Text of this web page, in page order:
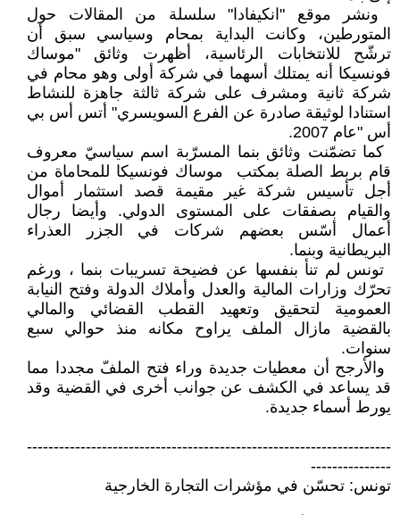
‏ ونشر موقع "انكيفادا" سلسلة من ‏المقالات حول
المتورطين، وكانت البداية ‏بمحام وسياسي سبق أن
ترشّح ‏للانتخابات الرئاسية، أظهرت وثائق ‏‏"موساك
فونسيكا أنه يمتلك أسهما في ‏شركة أولى وهو محام في
شركة ثانية ‏ومشرف على شركة ثالثة جاهزة للنشاط
‏استنادا لوثيقة صادرة عن الفرع ‏السويسري" أتس أس بي
أس "عام ‏‏2007‏‎.‎
‏ كما تضمّنت وثائق بنما المسرّبة اسم ‏سياسيّ معروف
قام بربط الصلة بمكتب ‏‏ موساك فونسيكا للمحاماة من
أجل ‏تأسيس شركة غير مقيمة قصد استثمار ‏أموال
والقيام بصفقات على المستوى ‏الدولي. وأيضا رجال
أعمال أسّس ‏بعضهم شركات في الجزر العذراء
‏البريطانية وبنما‎.‎
‏ تونس لم تنأ بنفسها عن فضيحة ‏تسريبات بنما ، ورغم
تحرّك وزارات ‏المالية والعدل وأملاك الدولة وفتح النيابة
‏العمومية لتحقيق وتعهيد القطب القضائي ‏والمالي
بالقضية مازال الملف يراوح ‏مكانه منذ حوالي سبع
سنوات‎.‎
‏ والأرجح أن معطيات جديدة وراء فتح ‏الملفّ مجددا مما
قد يساعد في الكشف ‏عن جوانب أخرى في القضية وقد
يورط ‏أسماء جديدة‎.‎
‏--------------------------------------------------------------------
---------------‏
تونس: تحسّن في مؤشرات التجارة الخارجية